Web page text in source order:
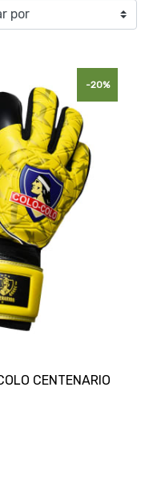
-20%
CENTENARIO